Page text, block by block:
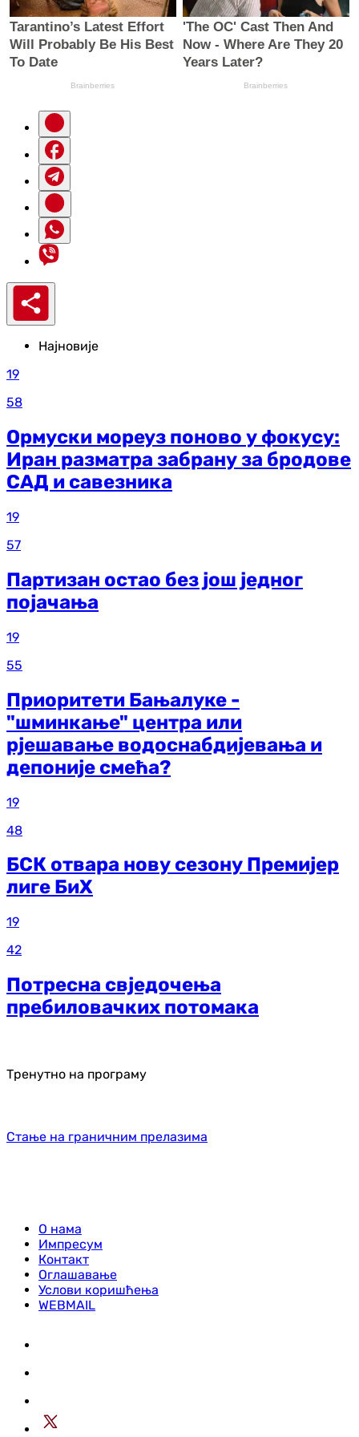
Најновије
19
58
Ормуски мореуз поново у фокусу:
Иран разматра забрану за бродове
САД и савезника
19
57
Партизан остао без још једног
појачања
19
55
Приоритети Бањалуке -
"шминкање" центра или
рјешавање водоснабдијевања и
депоније смећа?
19
48
БСК отвара нову сезону Премијер
лиге БиХ
19
42
Потресна свједочења
пребиловачких потомака
Тренутно на програму
Стање на граничним прелазима
О нама
Импресум
Контакт
Оглашавање
Услови коришћења
WEBMAIL